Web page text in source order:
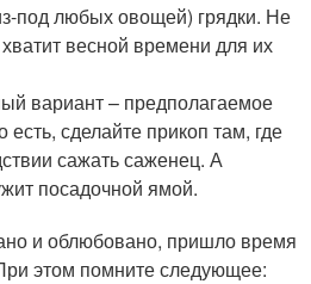
под любых овощей) грядки. Не
весной времени для их
вариант – предполагаемое
есть, сделайте прикоп там, где
сажать саженец. А
посадочной ямой.
и облюбовано, пришло время
этом помните следующее: